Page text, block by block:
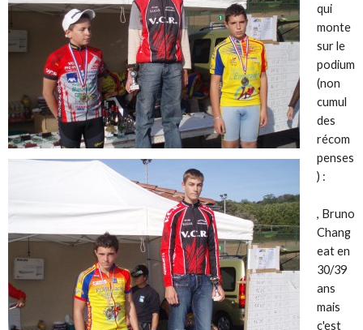
qui
monte
sur le
podium
(non
cumul
des
récom
penses
) :
, Bruno
Chang
eat en
30/39
ans
mais
c'est